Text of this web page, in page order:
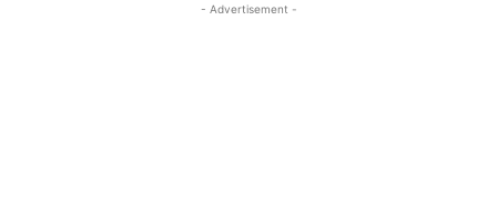
- Advertisement -